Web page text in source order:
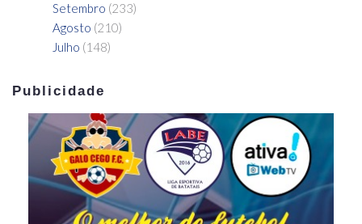
Setembro (233)
Agosto (210)
Julho (148)
Publicidade